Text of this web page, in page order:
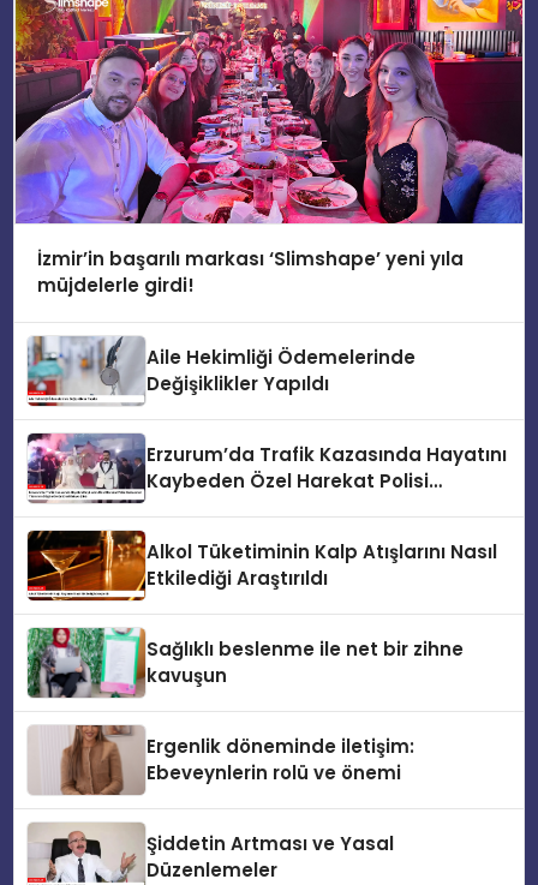
İzmir’in başarılı markası ‘Slimshape’ yeni yıla
müjdelerle girdi!
Aile Hekimliği Ödemelerinde
Değişiklikler Yapıldı
Erzurum’da Trafik Kazasında Hayatını
Kaybeden Özel Harekat Polisi
Alkol Tüketiminin Kalp Atışlarını Nasıl
Etkilediği Araştırıldı
Sağlıklı beslenme ile net bir zihne
kavuşun
Ergenlik döneminde iletişim:
Ebeveynlerin rolü ve önemi
Şiddetin Artması ve Yasal
Düzenlemeler